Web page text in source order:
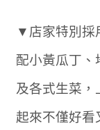
▼店家特別採
配小黃瓜丁、
及各式生菜，
起來不僅好看